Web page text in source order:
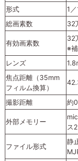
形式
1
総画素数
32
有効画素数
32
※
レンズ
焦点距離（35mm
フィルム換算）
撮影距離 約
外部メモリー
ス
ファイル形式
静